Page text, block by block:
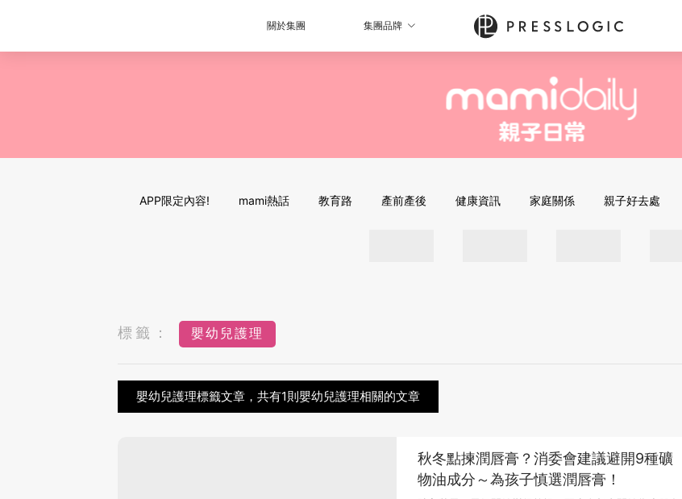
關於集團 集團品牌
APP限定內容! mami熱話 教育路 產前產後 健康資訊 家庭關係 親子好去處
標籤： 嬰幼兒護理
嬰幼兒護理標籤文章，共有1則嬰幼兒護理相關的文章
秋冬點揀潤唇膏？消委會建議避開9種礦
物油成分～為孩子慎選潤唇膏！